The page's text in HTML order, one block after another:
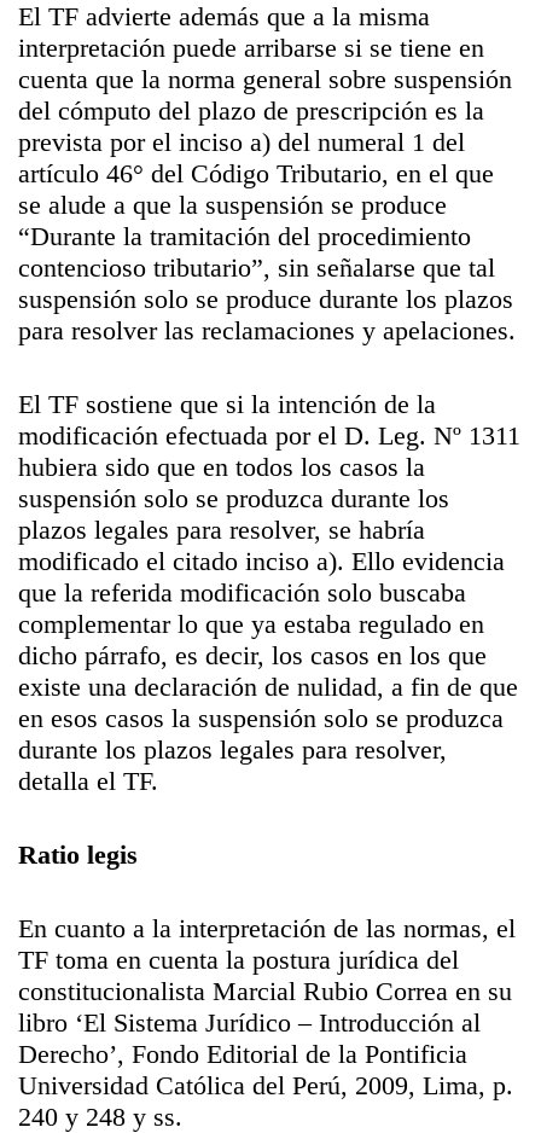
El TF advierte además que a la misma
interpretación puede arribarse si se tiene en
cuenta que la norma general sobre suspensión
del cómputo del plazo de prescripción es la
prevista por el inciso a) del numeral 1 del
artículo 46° del Código Tributario, en el que
se alude a que la suspensión se produce
“Durante la tramitación del procedimiento
contencioso tributario”, sin señalarse que tal
suspensión solo se produce durante los plazos
para resolver las reclamaciones y apelaciones.
El TF sostiene que si la intención de la
modificación efectuada por el D. Leg. Nº 1311
hubiera sido que en todos los casos la
suspensión solo se produzca durante los
plazos legales para resolver, se habría
modificado el citado inciso a). Ello evidencia
que la referida modificación solo buscaba
complementar lo que ya estaba regulado en
dicho párrafo, es decir, los casos en los que
existe una declaración de nulidad, a fin de que
en esos casos la suspensión solo se produzca
durante los plazos legales para resolver,
detalla el TF.
Ratio legis
En cuanto a la interpretación de las normas, el
TF toma en cuenta la postura jurídica del
constitucionalista Marcial Rubio Correa en su
libro ‘El Sistema Jurídico – Introducción al
Derecho’, Fondo Editorial de la Pontificia
Universidad Católica del Perú, 2009, Lima, p.
240 y 248 y ss.